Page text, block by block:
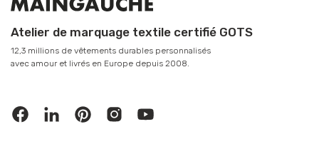
Atelier de marquage textile certifié GOTS
12,3 millions de vêtements durables personnalisés
avec amour et livrés en Europe depuis 2008.